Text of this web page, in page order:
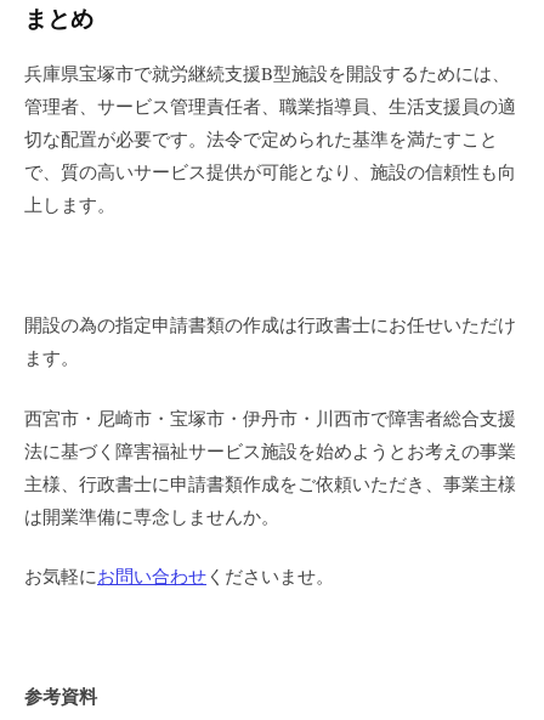
まとめ
兵庫県宝塚市で就労継続支援B型施設を開設するためには、
管理者、サービス管理責任者、職業指導員、生活支援員の適
切な配置が必要です。法令で定められた基準を満たすこと
で、質の高いサービス提供が可能となり、施設の信頼性も向
上します。
開設の為の指定申請書類の作成は行政書士にお任せいただけ
ます。
西宮市・尼崎市・宝塚市・伊丹市・川西市で障害者総合支援
法に基づく障害福祉サービス施設を始めようとお考えの事業
主様、行政書士に申請書類作成をご依頼いただき、事業主様
は開業準備に専念しませんか。
お気軽にお問い合わせ くださいませ。
参考資料